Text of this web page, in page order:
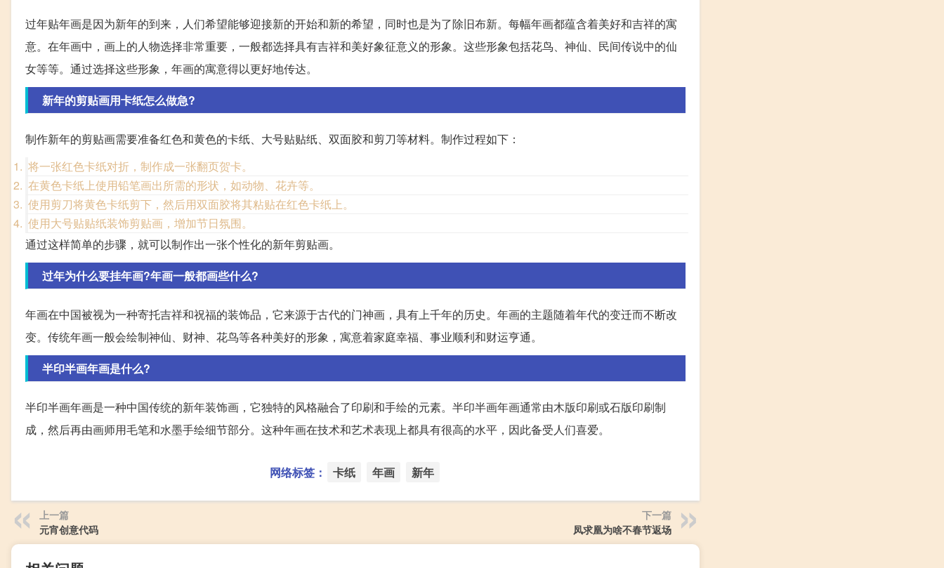
过年贴年画是因为新年的到来，人们希望能够迎接新的开始和新的希望，同时也是为了除旧布新。每幅年画都蕴含着美好和吉祥的寓
意。在年画中，画上的人物选择非常重要，一般都选择具有吉祥和美好象征意义的形象。这些形象包括花鸟、神仙、民间传说中的仙
女等等。通过选择这些形象，年画的寓意得以更好地传达。
新年的剪贴画用卡纸怎么做急?
制作新年的剪贴画需要准备红色和黄色的卡纸、大号贴贴纸、双面胶和剪刀等材料。制作过程如下：
将一张红色卡纸对折，制作成一张翻页贺卡。
在黄色卡纸上使用铅笔画出所需的形状，如动物、花卉等。
使用剪刀将黄色卡纸剪下，然后用双面胶将其粘贴在红色卡纸上。
使用大号贴贴纸装饰剪贴画，增加节日氛围。
通过这样简单的步骤，就可以制作出一张个性化的新年剪贴画。
过年为什么要挂年画?年画一般都画些什么?
年画在中国被视为一种寄托吉祥和祝福的装饰品，它来源于古代的门神画，具有上千年的历史。年画的主题随着年代的变迁而不断改
变。传统年画一般会绘制神仙、财神、花鸟等各种美好的形象，寓意着家庭幸福、事业顺利和财运亨通。
半印半画年画是什么?
半印半画年画是一种中国传统的新年装饰画，它独特的风格融合了印刷和手绘的元素。半印半画年画通常由木版印刷或石版印刷制
成，然后再由画师用毛笔和水墨手绘细节部分。这种年画在技术和艺术表现上都具有很高的水平，因此备受人们喜爱。
网络标签： 卡纸 年画 新年
上一篇
元宵创意代码
下一篇
凤求凰为啥不春节返场